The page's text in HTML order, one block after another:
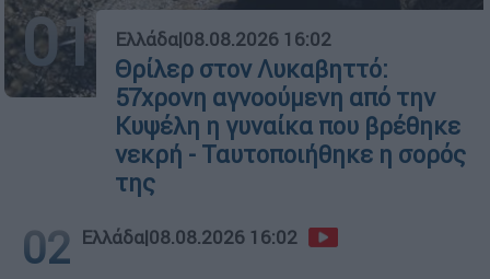
01 Ελλάδα|08.08.2026 16:02
Θρίλερ στον Λυκαβηττό:
57χρονη αγνοούμενη από την
Κυψέλη η γυναίκα που βρέθηκε
νεκρή - Ταυτοποιήθηκε η σορός
της
02 Ελλάδα|08.08.2026 16:02